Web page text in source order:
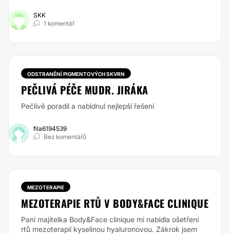
SKK
1 komentář
ODSTRANĚNÍ PIGMENTOVÝCH SKVRN
PEČLIVÁ PÉČE MUDR. JIRÁKA
Pečlivě poradil a nabídnul nejlepší řešení
fila6194539
Bez komentářů
MEZOTERAPIE
MEZOTERAPIE RTŮ V BODY&FACE CLINIQUE
Paní majitelka Body&Face clinique mi nabídla ošetření
rtů mezoterapií kyselinou hyaluronovou. Zákrok jsem